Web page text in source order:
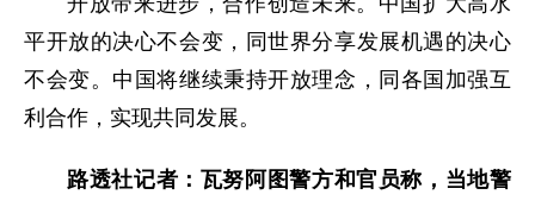
平开放的决心不会变，同世界分享发展机遇的决心
不会变。中国将继续秉持开放理念，同各国加强互
利合作，实现共同发展。
路透社记者：瓦努阿图警方和官员称，当地警